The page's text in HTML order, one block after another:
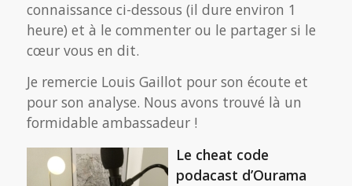
connaissance ci-dessous (il dure environ 1
heure) et à le commenter ou le partager si le
cœur vous en dit.
Je remercie Louis Gaillot pour son écoute et
pour son analyse. Nous avons trouvé là un
formidable ambassadeur !
Le cheat code
podacast d’Ourama